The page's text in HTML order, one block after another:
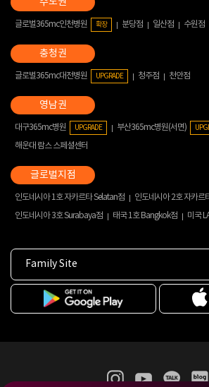
글로벌365mc인천병원 확장 분당점 일산점 수원점
글로벌365mc대전병원 UPGRADE 청주점 천안점
대구365mc병원 UPGRADE 부산365mc병원(서면)
해운대 람스 스페셜센터
인도네시아 1호 자카르타 Selatan점
인도네시아 2호 자카르
인도네시아 3호 Surabaya점
태국 1호 Bangkok점 미국
Family Site